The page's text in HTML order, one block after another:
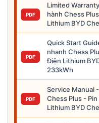
PDF
Limited
hành Chess
Lithium BYD
PDF
Quick Start
nhanh Chess
Điện Lithium
233kWh
PDF
Service Manual
Chess Plus -
Lithium BYD